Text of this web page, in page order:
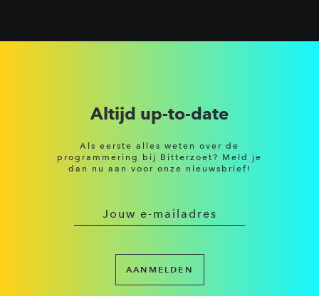
Altijd up-to-date
Als eerste alles weten over de
programmering bij Bitterzoet? Meld je
dan nu aan voor onze nieuwsbrief!
AANMELDEN